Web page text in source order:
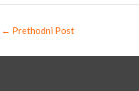
← Prethodni Post